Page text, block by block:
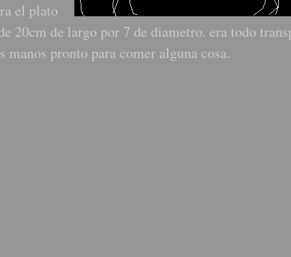
el plato
20cm de largo por 7 de diametro. era todo
manos pronto para comer alguna cosa.